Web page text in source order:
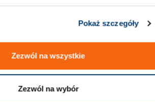
Pokaż szczegóły
Zezwól na wszystkie
Zezwól na wybór
241.19.19.025